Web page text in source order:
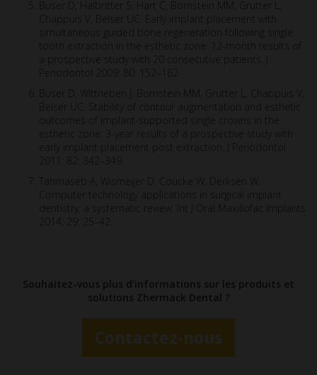
Buser D, Halbritter S, Hart C, Bornstein MM, Grutter L,
Chappuis V, Belser UC. Early implant placement with
simultaneous guided bone regeneration following single
tooth extraction in the esthetic zone: 12-month results of
a prospective study with 20 consecutive patients. J
Periodontol 2009: 80: 152–162
Buser D, Wittneben J, Bornstein MM, Grutter L, Chappuis V,
Belser UC. Stability of contour augmentation and esthetic
outcomes of implant-supported single crowns in the
esthetic zone: 3-year results of a prospective study with
early implant placement post extraction. J Periodontol
2011: 82: 342–349.
Tahmaseb A, Wismeijer D, Coucke W, Derksen W.
Computer technology applications in surgical implant
dentistry: a systematic review. Int J Oral Maxillofac Implants
2014: 29: 25–42.
Souhaitez-vous plus d’informations sur les produits et
solutions Zhermack Dental ?
Contactez-nous